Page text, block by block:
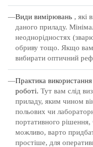
Види вимірювань , які
даного приладу.
неоднорідностях
обриву тощо. Якщо вам
вибирати оптичний
Практика
роботі. Тут вам слід
приладу, яким чином
польових чи
портативного
можливо, варто
простіше, для